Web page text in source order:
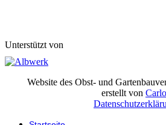
Unterstützt von
Website des Obst- und
erstellt von Carlo